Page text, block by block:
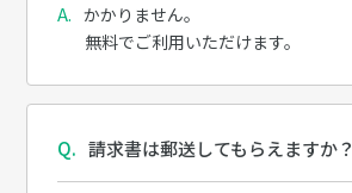
かかりません。
無料でご利用いただけます。
請求書は郵送してもらえますか？